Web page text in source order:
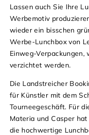
Lassen auch Sie Ihre
Werbemotiv
wieder ein bisschen
Werbe-Lunchbox von
Einweg-
verzichtet werden.
Die Landstreicher
für Künstler mit dem
Tourneegeschäft. Für
Materia und Casper
die hochwertige